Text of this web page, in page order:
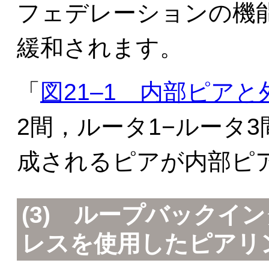
フェデレーションの機
緩和されます。
「 図21‒1 内部ピアと
2間，ルータ1−ルータ
成されるピアが内部ピ
(3) ループバックイン
レスを使用したピアリ